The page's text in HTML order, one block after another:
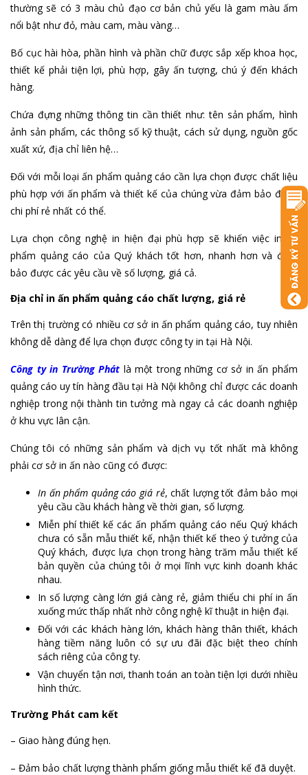
thường sẽ có 3 màu chủ đạo cơ bản chủ yếu là gam màu ấm
nổi bật như đỏ, màu cam, màu vàng…
Bố cục hài hòa, phần hình và phần chữ được sắp xếp khoa học,
thiết kế phải tiện lợi, phù hợp, gây ấn tượng, chú ý đến khách
hàng.
Chứa đựng những thông tin cần thiết như: tên sản phẩm, hình
ảnh sản phẩm, các thông số kỹ thuật, cách sử dụng, nguồn gốc
xuất xứ, địa chỉ liên hệ…
Đối với mỗi loại ấn phẩm quảng cáo cần lựa chọn được chất liệu
phù hợp với ấn phẩm và thiết kế của chúng vừa đảm bảo đuợc
chi phí rẻ nhất có thể.
Lựa chọn công nghệ in hiện đại phù hợp sẽ khiến việc in ấn
phẩm quảng cáo của Quý khách tốt hơn, nhanh hơn và đảm
bảo được các yêu cầu về số lượng, giá cả.
Địa chỉ in ấn phẩm quảng cáo chất lượng, giá rẻ
Trên thị trường có nhiều cơ sở in ấn phẩm quảng cáo, tuy nhiên
không dễ dàng để lựa chọn được công ty in tại Hà Nội.
Công ty in Trường Phát là một trong những cơ sở in ấn phẩm
quảng cáo uy tín hàng đầu tại Hà Nội không chỉ được các doanh
nghiệp trong nội thành tin tưởng mà ngay cả các doanh nghiệp
ở khu vực lân cận.
Chúng tôi có những sản phẩm và dịch vụ tốt nhất mà không
phải cơ sở in ấn nào cũng có được:
In ấn phẩm quảng cáo giá rẻ, chất lượng tốt đảm bảo mọi
yêu cầu cầu khách hàng về thời gian, số lượng.
Miễn phí thiết kế các ấn phẩm quảng cáo nếu Quý khách
chưa có sẵn mẫu thiết kế, nhận thiết kế theo ý tưởng của
Quý khách, được lựa chọn trong hàng trăm mẫu thiết kế
bản quyền của chúng tôi ở mọi lĩnh vực kinh doanh khác
nhau.
In số lượng càng lớn giá càng rẻ, giảm thiểu chi phí in ấn
xuống mức thấp nhất nhờ công nghệ kĩ thuật in hiện đại.
Đối với các khách hàng lớn, khách hàng thân thiết, khách
hàng tiềm năng luôn có sự ưu đãi đặc biệt theo chính
sách riêng của công ty.
Vận chuyển tận nơi, thanh toán an toàn tiện lợi dưới nhiều
hình thức.
Trường Phát cam kết
– Giao hàng đúng hẹn.
– Đảm bảo chất lượng thành phẩm giống mẫu thiết kế đã duyệt.